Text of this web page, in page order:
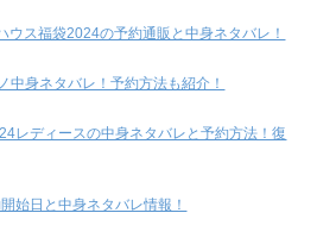
ウス福袋2024の予約通販と中身ネタバレ！
中身ネタバレ！予約方法も紹介！
レディースの中身ネタバレと予約方法！復
始日と中身ネタバレ情報！